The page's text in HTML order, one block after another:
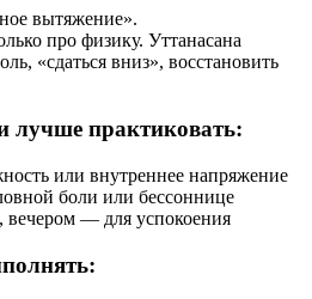
вытяжение».
про физику. Уттанасана
«сдаться вниз», восстановить
лучше практиковать:
или внутреннее напряжение
боли или бессоннице
— для успокоения